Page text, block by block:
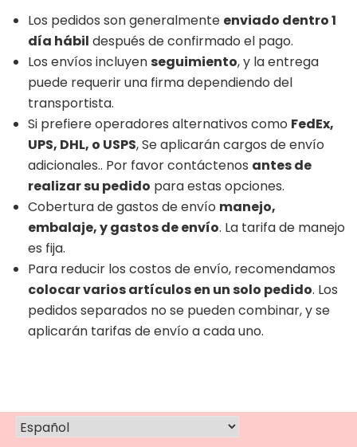
Los pedidos son generalmente enviado dentro 1
día hábil después de confirmado el pago.
Los envíos incluyenseguimiento, y la entrega
puede requerir una firma dependiendo del
transportista.
Si prefiere operadores alternativos como FedEx,
UPS, DHL, o USPS, Se aplicarán cargos de envío
adicionales.. Por favor contáctenos antes de
realizar su pedido para estas opciones.
Cobertura de gastos de envío manejo,
embalaje, y gastos de envío. La tarifa de manejo
es fija.
Para reducir los costos de envío, recomendamos
colocar varios artículos en un solo pedido. Los
pedidos separados no se pueden combinar, y se
aplicarán tarifas de envío a cada uno.